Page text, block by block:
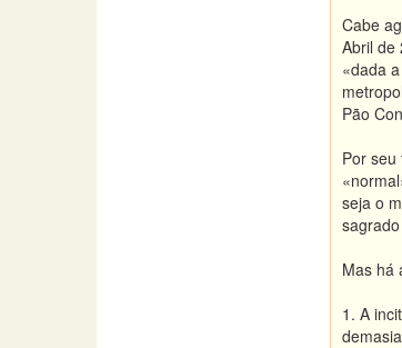
Cabe
Abril de
«dada
Pão
Por
seja o
Mas há
1. A